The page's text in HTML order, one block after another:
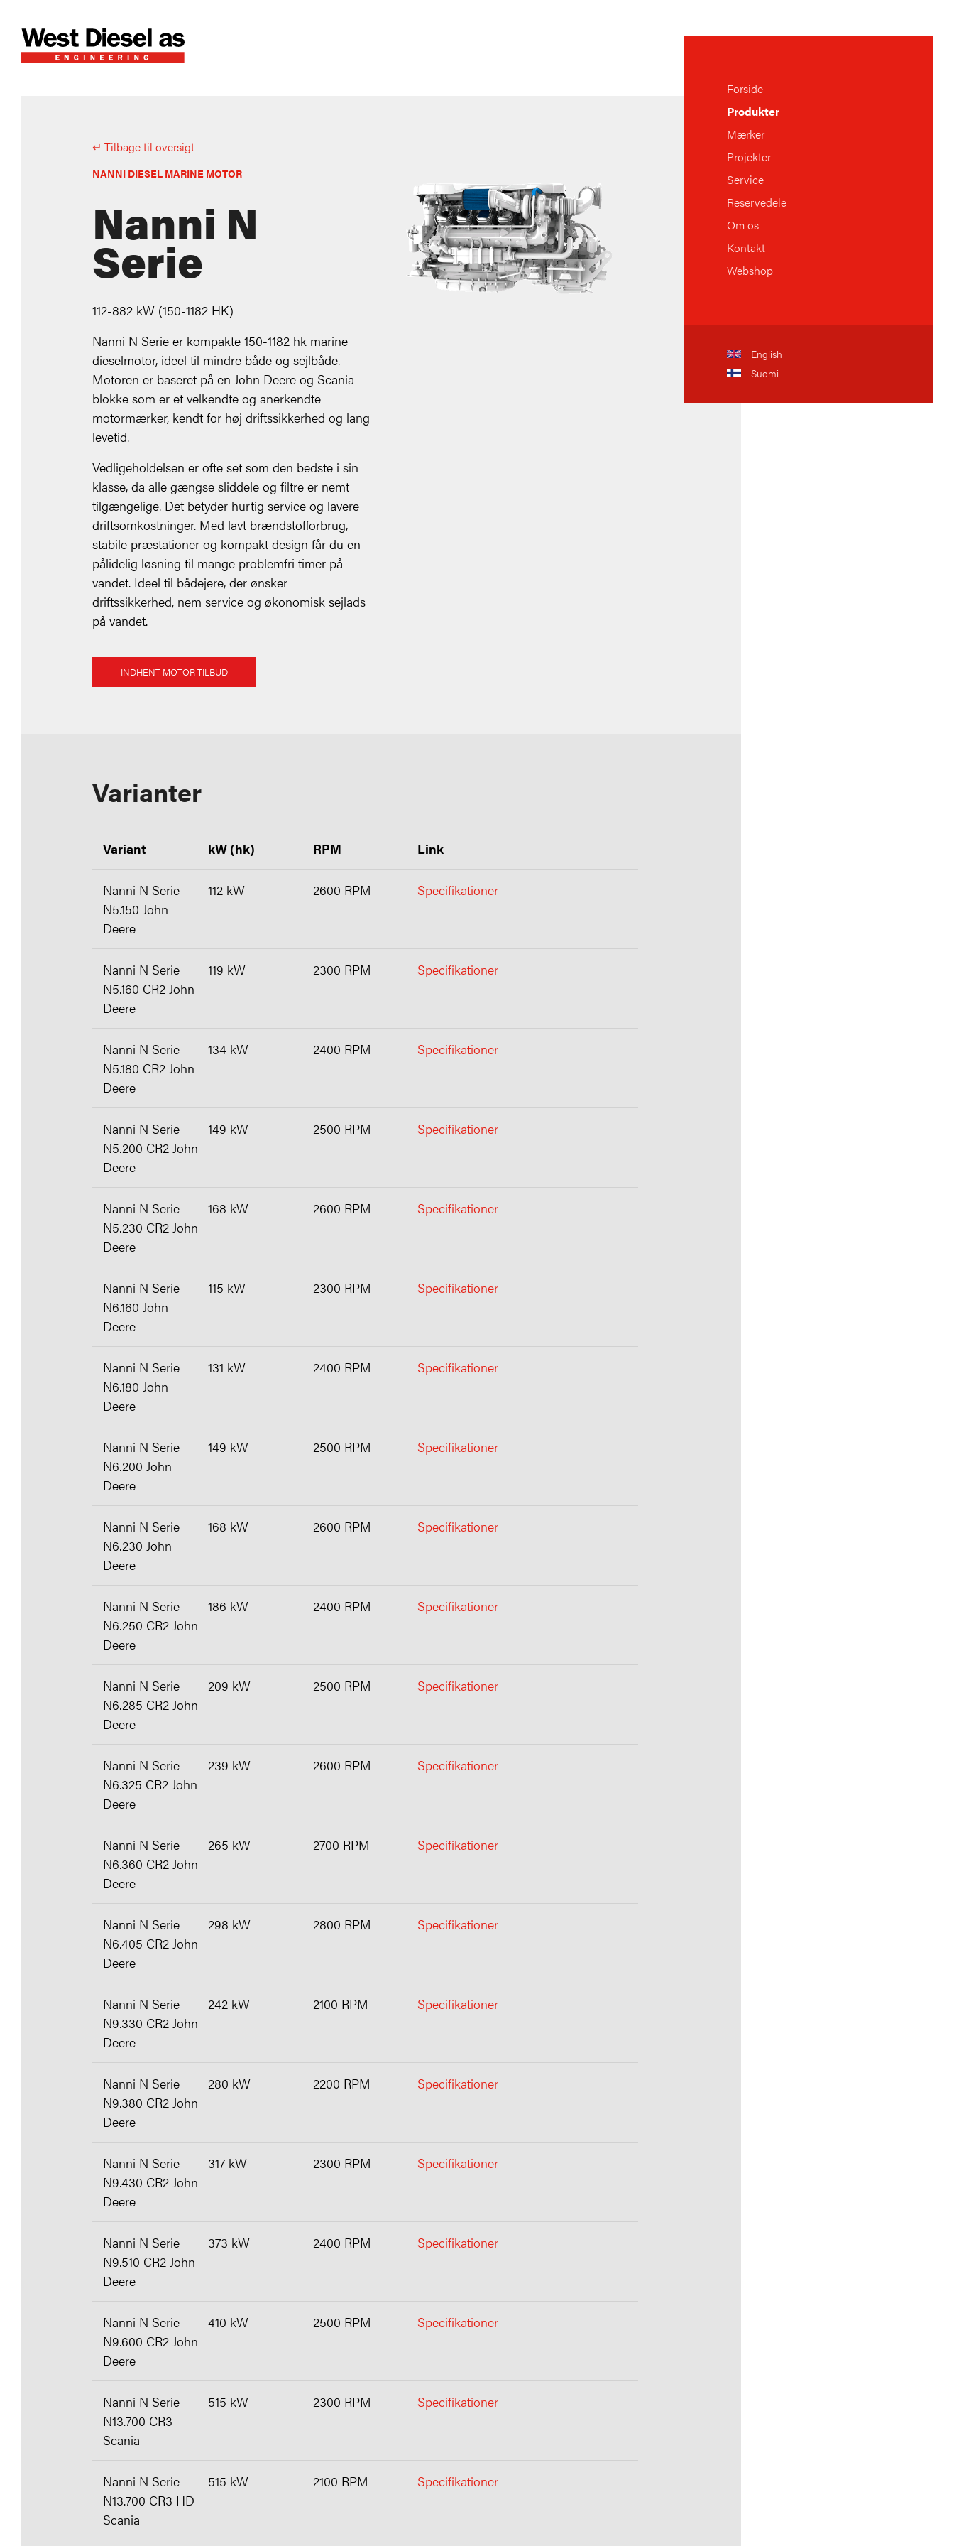
Forside
Produkter
Mærker
Projekter
Service
Reservedele
Om os
Kontakt
Webshop
English
Suomi
↵ Tilbage til oversigt
NANNI DIESEL MARINE MOTOR
Nanni N
Serie
112-882 kW (150-1182 HK)
Nanni N Serie er kompakte 150-1182 hk marine
dieselmotor, ideel til mindre både og sejlbåde.
Motoren er baseret på en John Deere og Scania-
blokke som er et velkendte og anerkendte
motormærker, kendt for høj driftssikkerhed og lang
levetid.
Vedligeholdelsen er ofte set som den bedste i sin
klasse, da alle gængse sliddele og filtre er nemt
tilgængelige. Det betyder hurtig service og lavere
driftsomkostninger. Med lavt brændstofforbrug,
stabile præstationer og kompakt design får du en
pålidelig løsning til mange problemfri timer på
vandet. Ideel til bådejere, der ønsker
driftssikkerhed, nem service og økonomisk sejlads
på vandet.
INDHENT MOTOR TILBUD
Varianter
Variant kW (hk) RPM Link
Nanni N Serie
N5.150 John
Deere
112 kW 2600 RPM Specifikationer
Nanni N Serie
N5.160 CR2 John
Deere
119 kW 2300 RPM Specifikationer
Nanni N Serie
N5.180 CR2 John
Deere
134 kW 2400 RPM Specifikationer
Nanni N Serie
N5.200 CR2 John
Deere
149 kW 2500 RPM Specifikationer
Nanni N Serie
N5.230 CR2 John
Deere
168 kW 2600 RPM Specifikationer
Nanni N Serie
N6.160 John
Deere
115 kW 2300 RPM Specifikationer
Nanni N Serie
N6.180 John
Deere
131 kW 2400 RPM Specifikationer
Nanni N Serie
N6.200 John
Deere
149 kW 2500 RPM Specifikationer
Nanni N Serie
N6.230 John
Deere
168 kW 2600 RPM Specifikationer
Nanni N Serie
N6.250 CR2 John
Deere
186 kW 2400 RPM Specifikationer
Nanni N Serie
N6.285 CR2 John
Deere
209 kW 2500 RPM Specifikationer
Nanni N Serie
N6.325 CR2 John
Deere
239 kW 2600 RPM Specifikationer
Nanni N Serie
N6.360 CR2 John
Deere
265 kW 2700 RPM Specifikationer
Nanni N Serie
N6.405 CR2 John
Deere
298 kW 2800 RPM Specifikationer
Nanni N Serie
N9.330 CR2 John
Deere
242 kW 2100 RPM Specifikationer
Nanni N Serie
N9.380 CR2 John
Deere
280 kW 2200 RPM Specifikationer
Nanni N Serie
N9.430 CR2 John
Deere
317 kW 2300 RPM Specifikationer
Nanni N Serie
N9.510 CR2 John
Deere
373 kW 2400 RPM Specifikationer
Nanni N Serie
N9.600 CR2 John
Deere
410 kW 2500 RPM Specifikationer
Nanni N Serie
N13.700 CR3
Scania
515 kW 2300 RPM Specifikationer
Nanni N Serie
N13.700 CR3 HD
Scania
515 kW 2100 RPM Specifikationer